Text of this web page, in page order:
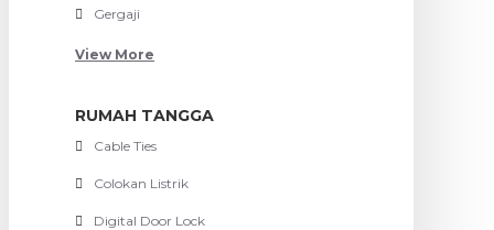
Gergaji
View More
RUMAH TANGGA
Cable Ties
Colokan Listrik
Digital Door Lock